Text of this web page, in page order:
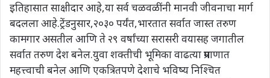
इतिहासात साक्षीदार आहे,या सर्व चळवळींनी मानवी जीवनाचा मार्ग
बदलला आहे.ट्रेंडनुसार,२०३० पर्यंत,भारतात सर्वात जास्त तरुण
कामगार असतील आणि ते २९ वर्षांच्या सरासरी वयासह जगातील
सर्वात तरुण देश बनेल.युवा शक्तीची भूमिका वाढत्या प्रमाणात
महत्त्वाची बनेल आणि एकत्रितपणे देशाचे भविष्य निश्चित